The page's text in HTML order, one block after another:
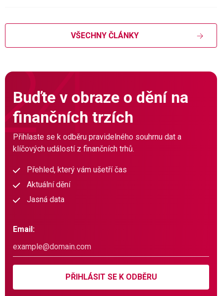
VŠECHNY ČLÁNKY
Buďte v obraze o dění na
finančních trzích
Přihlaste se k odběru pravidelného souhrnu dat a
klíčových událostí z finančních trhů.
Přehled, který vám ušetří čas
Aktuální dění
Jasná data
Email:
PŘIHLÁSIT SE K ODBĚRU